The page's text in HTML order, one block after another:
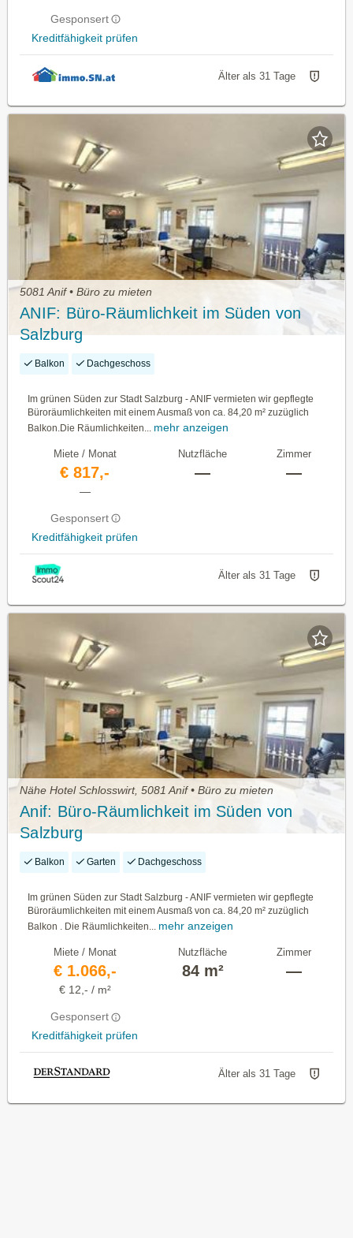
Gesponsert
Kreditfähigkeit prüfen
Älter als 31 Tage
5081 Anif • Büro zu mieten
ANIF: Büro-Räumlichkeit im Süden von
Salzburg
Balkon Dachgeschoss
Im grünen Süden zur Stadt Salzburg - ANIF vermieten wir gepflegte
Büroräumlichkeiten mit einem Ausmaß von ca. 84,20 m² zuzüglich
Balkon.Die Räumlichkeiten...
mehr anzeigen
Miete / Monat
€ 817,-
—
Gesponsert
Kreditfähigkeit prüfen
Nutzfläche
—
Zimmer
—
Älter als 31 Tage
Nähe Hotel Schlosswirt, 5081 Anif • Büro zu mieten
Anif: Büro-Räumlichkeit im Süden von
Salzburg
Balkon Garten Dachgeschoss
Im grünen Süden zur Stadt Salzburg - ANIF vermieten wir gepflegte
Büroräumlichkeiten mit einem Ausmaß von ca. 84,20 m² zuzüglich
Balkon . Die Räumlichkeiten... mehr anzeigen
Miete / Monat
€ 1.066,-
€ 12,- / m²
Gesponsert
Kreditfähigkeit prüfen
Nutzfläche
84 m²
Zimmer
—
Älter als 31 Tage